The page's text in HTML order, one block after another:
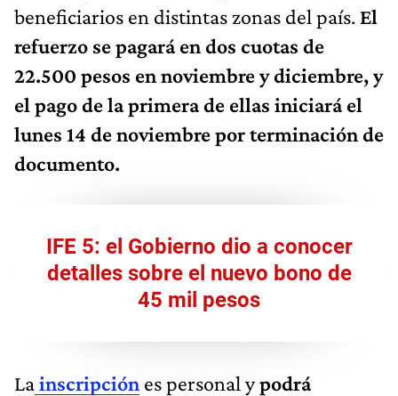
beneficiarios en distintas zonas del país. El
refuerzo se pagará en dos cuotas de
22.500 pesos en noviembre y diciembre, y
el pago de la primera de ellas iniciará el
lunes 14 de noviembre por terminación de
documento.
IFE 5: el Gobierno dio a conocer
detalles sobre el nuevo bono de
45 mil pesos
Lainscripción es personal ypodrá